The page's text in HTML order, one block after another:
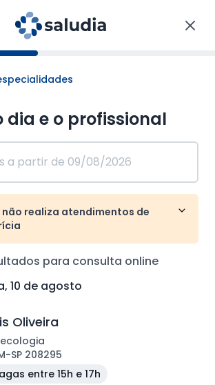
dia e o profissional
não realiza atendimentos de
para consulta online
10 de agosto
Oliveira
-SP 208295
entre 15h e 17h